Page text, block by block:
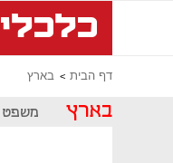
דף הבית בארץ
בארץ משפט